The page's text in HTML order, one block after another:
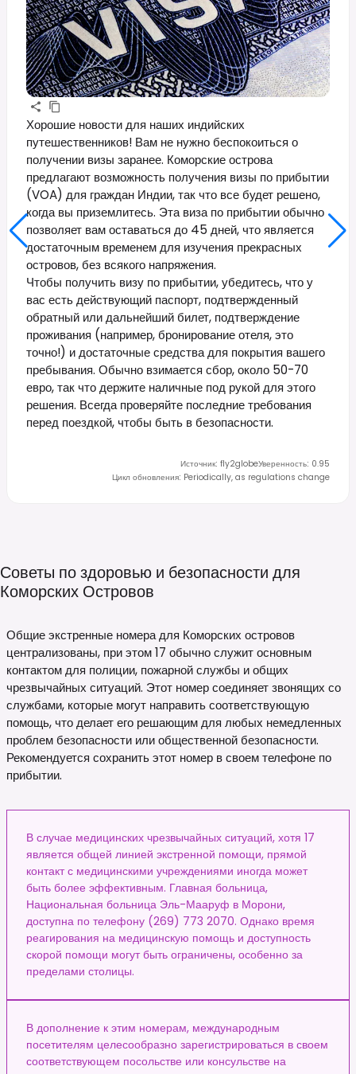
Хорошие новости для наших индийских
путешественников! Вам не нужно беспокоиться о
получении визы заранее. Коморские острова
предлагают возможность получения визы по прибытии
(VOA) для граждан Индии, так что все будет решено,
когда вы приземлитесь. Эта виза по прибытии обычно
позволяет вам оставаться до 45 дней, что является
достаточным временем для изучения прекрасных
островов, без всякого напряжения.
Чтобы получить визу по прибытии, убедитесь, что у
вас есть действующий паспорт, подтвержденный
обратный или дальнейший билет, подтверждение
проживания (например, бронирование отеля, это
точно!) и достаточные средства для покрытия вашего
пребывания. Обычно взимается сбор, около 50-70
евро, так что держите наличные под рукой для этого
решения. Всегда проверяйте последние требования
перед поездкой, чтобы быть в безопасности.
Источник: fly2globeУверенность: 0.95
Цикл обновления: Periodically, as regulations change
Советы по здоровью и безопасности для
Коморских Островов
Общие экстренные номера для Коморских островов
централизованы, при этом 17 обычно служит основным
контактом для полиции, пожарной службы и общих
чрезвычайных ситуаций. Этот номер соединяет звонящих со
службами, которые могут направить соответствующую
помощь, что делает его решающим для любых немедленных
проблем безопасности или общественной безопасности.
Рекомендуется сохранить этот номер в своем телефоне по
прибытии.
В случае медицинских чрезвычайных ситуаций, хотя 17
является общей линией экстренной помощи, прямой
контакт с медицинскими учреждениями иногда может
быть более эффективным. Главная больница,
Национальная больница Эль-Мааруф в Морони,
доступна по телефону (269) 773 2070. Однако время
реагирования на медицинскую помощь и доступность
скорой помощи могут быть ограничены, особенно за
пределами столицы.
В дополнение к этим номерам, международным
посетителям целесообразно зарегистрироваться в своем
соответствующем посольстве или консульстве на